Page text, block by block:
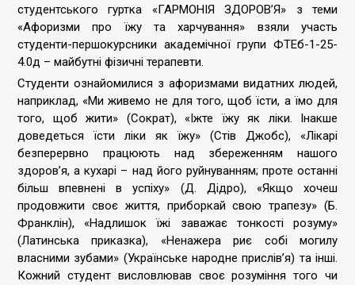
студентського гуртка «ГАРМОНІЯ ЗДОРОВ’Я» з теми
«Афоризми про їжу та харчування» взяли участь
студенти-першокурсники академічної групи ФТЕб-1-25-
4.0д – майбутні фізичні терапевти.
Студенти ознайомилися з афоризмами видатних людей,
наприклад, «Ми живемо не для того, щоб їсти, а їмо для
того, щоб жити» (Сократ), «Іжте їжу як ліки. Інакше
доведеться їсти ліки як їжу» (Стів Джобс), «Лікарі
безперервно працюють над збереженням нашого
здоров’я, а кухарі – над його руйнуванням; проте останні
більш впевнені в успіху» (Д. Дідро), «Якщо хочеш
продовжити своє життя, приборкай свою трапезу» (Б.
Франклін), «Надлишок їжі заважає тонкості розуму»
(Латинська приказка), «Ненажера риє собі могилу
власними зубами» (Українське народне прислів’я) та інші.
Кожний студент висловлював своє розуміння того чи